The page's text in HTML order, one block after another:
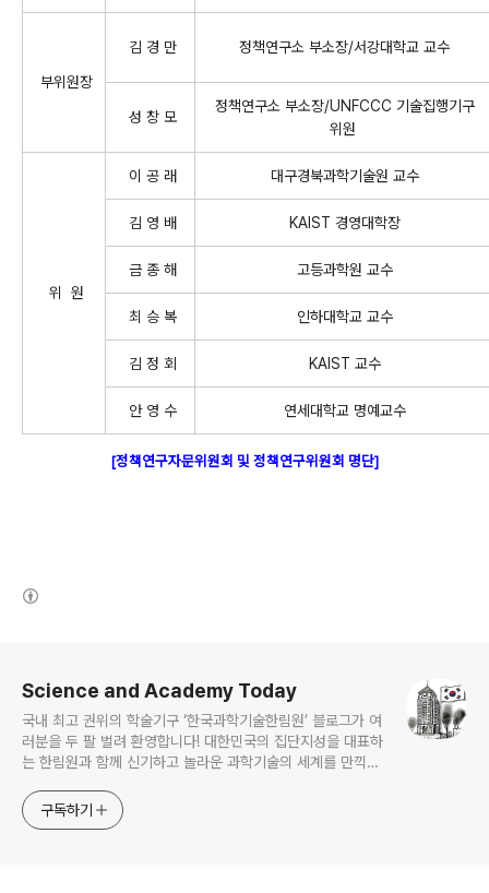
부위원장
김 경 만 정책연구소 부소장/서강대학교 교수
성 창 모
정책연구소 부소장/UNFCCC 기술집행기구
위원
위 원
이 공 래 대구경북과학기술원 교수
김 영 배 KAIST 경영대학장
금 종 해 고등과학원 교수
최 승 복 인하대학교 교수
김 정 회 KAIST 교수
안 영 수 연세대학교 명예교수
[정책연구자문위원회 및 정책연구위원회 명단]
Science and Academy Today
국내 최고 권위의 학술기구 ‘한국과학기술한림원’ 블로그가 여
러분을 두 팔 벌려 환영합니다! 대한민국의 집단지성을 대표하
는 한림원과 함께 신기하고 놀라운 과학기술의 세계를 만끽하
구독하기